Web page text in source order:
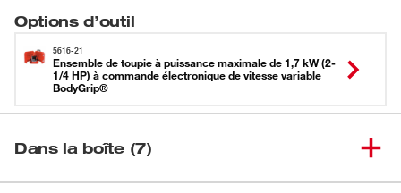
Options d’outil
5616-21
Ensemble de toupie à puissance maximale de 1,7 kW (2-
1/4 HP) à commande électronique de vitesse variable
BodyGrip®
Dans la boîte (7)